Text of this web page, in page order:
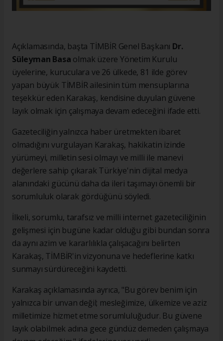
Açıklamasında, başta TİMBİR Genel Başkanı Dr.
Süleyman Basa olmak üzere Yönetim Kurulu
üyelerine, kuruculara ve 26 ülkede, 81 ilde görev
yapan büyük TİMBİR ailesinin tüm mensuplarına
teşekkür eden Karakaş, kendisine duyulan güvene
layık olmak için çalışmaya devam edeceğini ifade etti.
Gazeteciliğin yalnızca haber üretmekten ibaret
olmadığını vurgulayan Karakaş, hakikatin izinde
yürümeyi, milletin sesi olmayı ve milli ile manevi
değerlere sahip çıkarak Türkiye'nin dijital medya
alanındaki gücünü daha da ileri taşımayı önemli bir
sorumluluk olarak gördüğünü söyledi.
İlkeli, sorumlu, tarafsız ve milli internet gazeteciliğinin
gelişmesi için bugüne kadar olduğu gibi bundan sonra
da aynı azim ve kararlılıkla çalışacağını belirten
Karakaş, TİMBİR'in vizyonuna ve hedeflerine katkı
sunmayı sürdüreceğini kaydetti.
Karakaş açıklamasında ayrıca, "Bu görev benim için
yalnızca bir unvan değil; mesleğimize, ülkemize ve aziz
milletimize hizmet etme sorumluluğudur. Bu güvene
layık olabilmek adına gece gündüz demeden çalışmaya